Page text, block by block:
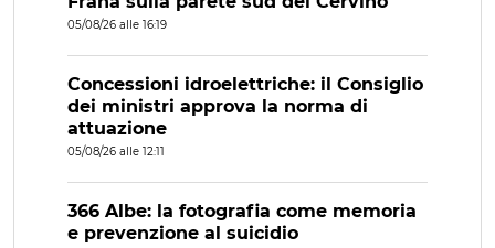
05/08/26 alle 16:19
Concessioni idroelettriche: il Consiglio
dei ministri approva la norma di
attuazione
05/08/26 alle 12:11
366 Albe: la fotografia come memoria
e prevenzione al suicidio